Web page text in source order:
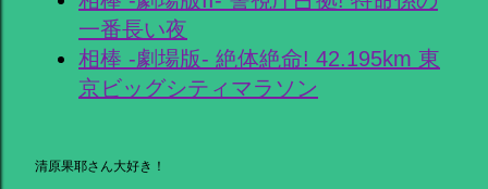
一番長い夜
相棒 -劇場版- 絶体絶命! 42.195km 東
京ビッグシティマラソン
清原果耶さん大好き！